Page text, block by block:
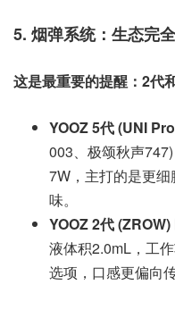
5. 烟弹系统：生态完
这是最重要的提醒：2代
YOOZ 5代 (UNI
003、极颂秋声
7W，主打的是更
味。
YOOZ 2代 (ZROW)
液体积2.0mL，工
选项，口感更偏向